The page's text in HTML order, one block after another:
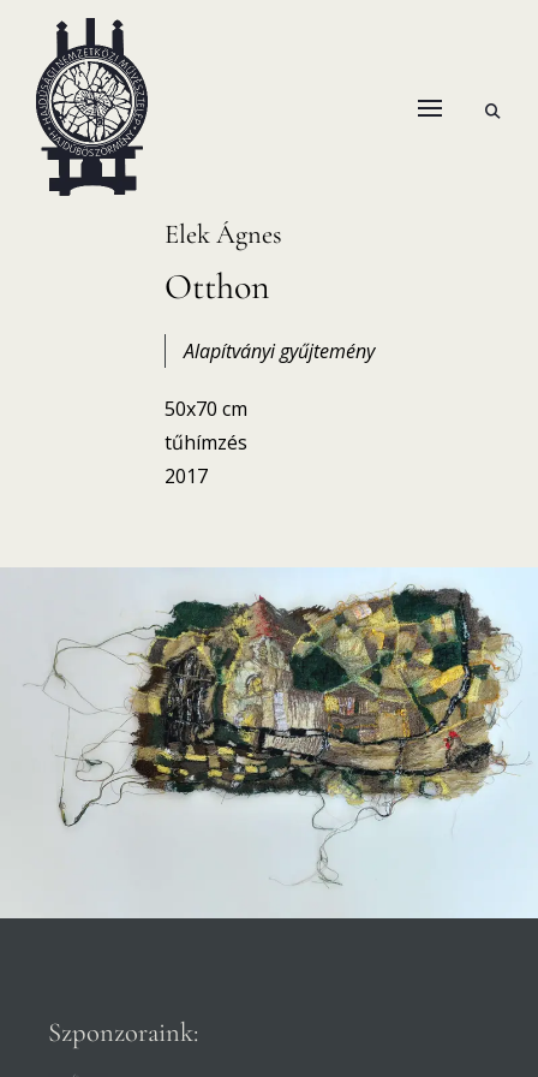
content
HANEMA – Hajdúsági Nemzetközi Művésztelep
open
Elek Ágnes
Otthon
Alapítványi gyűjtemény
50x70 cm
tűhímzés
2017
Szponzoraink: